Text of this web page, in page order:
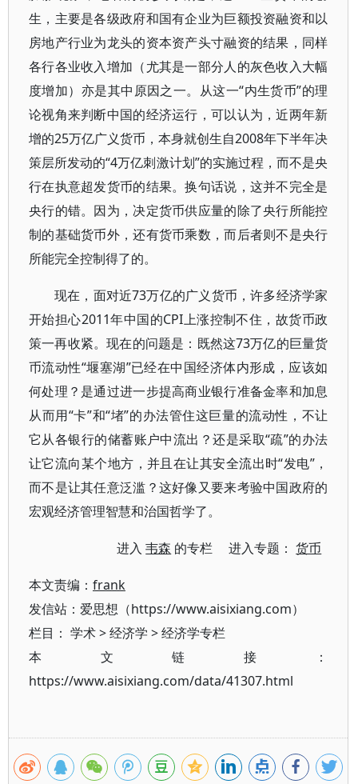
生，主要是各级政府和国有企业为巨额投资融资和以
房地产行业为龙头的资本资产头寸融资的结果，同样
各行各业收入增加（尤其是一部分人的灰色收入大幅
度增加）亦是其中原因之一。从这一“内生货币”的理
论视角来判断中国的经济运行，可以认为，近两年新
增的25万亿广义货币，本身就创生自2008年下半年决
策层所发动的“4万亿刺激计划”的实施过程，而不是央
行在执意超发货币的结果。换句话说，这并不完全是
央行的错。因为，决定货币供应量的除了央行所能控
制的基础货币外，还有货币乘数，而后者则不是央行
所能完全控制得了的。
现在，面对近73万亿的广义货币，许多经济学家
开始担心2011年中国的CPI上涨控制不住，故货币政
策一再收紧。现在的问题是：既然这73万亿的巨量货
币流动性“堰塞湖”已经在中国经济体内形成，应该如
何处理？是通过进一步提高商业银行准备金率和加息
从而用“卡”和“堵”的办法管住这巨量的流动性，不让
它从各银行的储蓄账户中流出？还是采取“疏”的办法
让它流向某个地方，并且在让其安全流出时“发电”，
而不是让其任意泛滥？这好像又要来考验中国政府的
宏观经济管理智慧和治国哲学了。
进入韦森 的专栏 进入专题：货币
本文责编： frank
发信站：爱思想（https://www.aisixiang.com）
栏目： 学术>经济学 >经济学专栏
本文链接：
https://www.aisixiang.com/data/41307.html